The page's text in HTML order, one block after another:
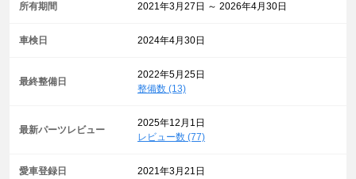
所有期間 2021年3月27日 ～ 2026年4月30日
車検日 2024年4月30日
最終整備日
2022年5月25日
整備数 (13)
最新パーツレビュー
2025年12月1日
レビュー数 (77)
愛車登録日 2021年3月21日